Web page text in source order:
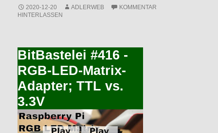
2020-12-20 ADLERWEB
KOMMENTAR
HINTERLASSEN
BitBastelei #416 -
RGB-LED-Matrix-
Adapter; TTL vs.
3.3V